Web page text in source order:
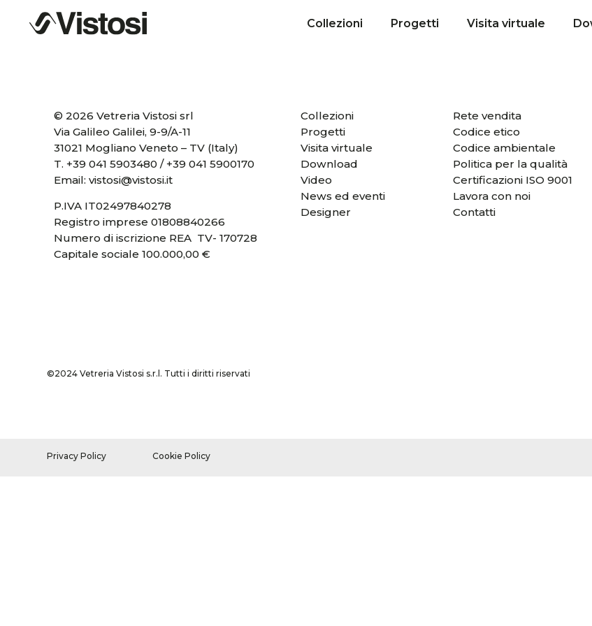
Collezioni Progetti Visita virtuale
© 2026 Vetreria Vistosi srl
Via Galileo Galilei, 9-9/A-11
31021 Mogliano Veneto – TV (Italy)
T. +39 041 5903480 / +39 041 5900170
Email:vistosi@vistosi.it
P.IVA IT02497840278
Registro imprese 01808840266
Numero di iscrizione REA TV- 170728
Capitale sociale 100.000,00 €
Collezioni
Progetti
Visita virtuale
Download
Video
News ed eventi
Designer
Rete vendita
Codice etico
Codice ambientale
Politica per la qualità
Certificazioni ISO 9001
Lavora con noi
Contatti
©2024 Vetreria Vistosi s.r.l. Tutti i diritti riservati
Privacy Policy Cookie Policy